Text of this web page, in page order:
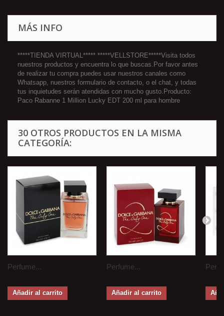
MÁS INFO
*****TIENDA VIRTUAL***** *****VELLSTORE*****Visita todos
nuestros productos y encuentra lo que buscas.Por favor antes
de realizar tu compra puedes usar nuestros canales como
Whatsapp, nuestros formulario de contacto, o el chat, y todas
tus inquietudes serán atendidas con mucho gusto.Producto:
Paco Rabanne 1 Million Lucky EDT 200 ml para hombre
30 OTROS PRODUCTOS EN LA MISMA
CATEGORÍA:
Perfume...
Añadir al carrito
Perfume...
Añadir al carrito